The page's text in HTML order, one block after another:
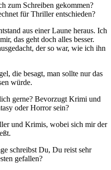
zum Schreiben gekommen?
für Thriller entschieden?
aus einer Laune heraus. Ich
das geht doch alles besser.
der so war, wie ich ihn
die besagt, man sollte nur das
würde.
gerne? Bevorzugt Krimi und
oder Horror sein?
und Krimis, wobei sich mir der
schreibst Du, Du reist sehr
gefallen?